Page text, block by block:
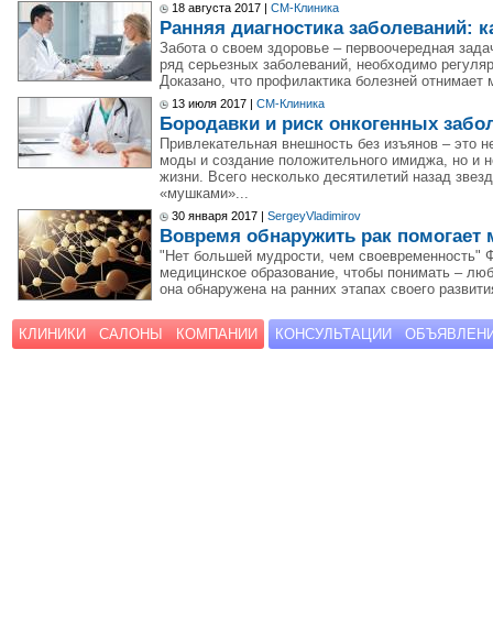
18 августа 2017 | СМ-Клиника
Ранняя диагностика заболеваний:
Забота о своем здоровье – первоочередная
ряд серьезных заболеваний, необходимо
Доказано, что профилактика болезней
13 июля 2017 | СМ-Клиника
Бородавки и риск онкогенных
Привлекательная внешность без изъянов – это
моды и создание положительного имиджа, но и
жизни. Всего несколько десятилетий назад
«мушками»...
30 января 2017 | SergeyVladimirov
Вовремя обнаружить рак
"Нет большей мудрости, чем своевременность"
медицинское образование, чтобы понимать –
она обнаружена на ранних этапах своего
КЛИНИКИ САЛОНЫ КОМПАНИИ КОНСУЛЬТАЦИИ